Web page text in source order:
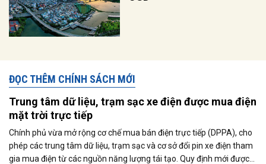
ĐỌC THÊM CHÍNH SÁCH MỚI
Trung tâm dữ liệu, trạm sạc xe điện được mua điện
mặt trời trực tiếp
Chính phủ vừa mở rộng cơ chế mua bán điện trực tiếp (DPPA), cho
phép các trung tâm dữ liệu, trạm sạc và cơ sở đổi pin xe điện tham
gia mua điện từ các nguồn năng lượng tái tạo. Quy định mới được